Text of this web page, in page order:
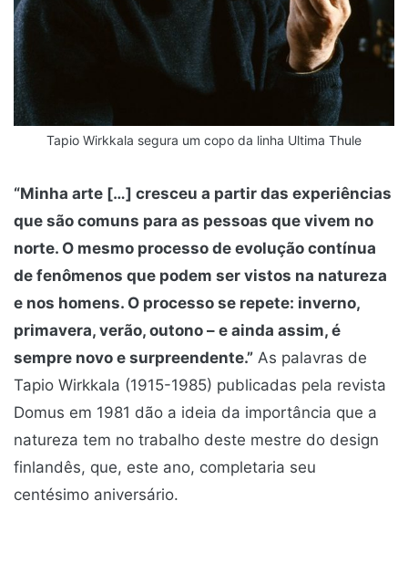
Tapio Wirkkala segura um copo da linha Ultima Thule
“Minha arte […] cresceu a partir das experiências
que são comuns para as pessoas que vivem no
norte. O mesmo processo de evolução contínua
de fenômenos que podem ser vistos na natureza
e nos homens. O processo se repete: inverno,
primavera, verão, outono – e ainda assim, é
sempre novo e surpreendente.” As palavras de
Tapio Wirkkala (1915-1985) publicadas pela revista
Domus em 1981 dão a ideia da importância que a
natureza tem no trabalho deste mestre do design
finlandês, que, este ano, completaria seu
centésimo aniversário.